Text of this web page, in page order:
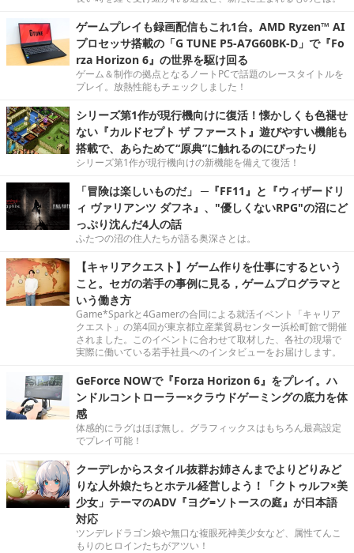
ゲームプレイも録画配信もこれ1台。AMD Ryzen™ AI
プロセッサ搭載の「G TUNE P5-A7G60BK-D」で『Fo
rza Horizon 6』の世界を駆け回る
ゲーム＆制作の拠点となるノートPCで話題のレースタイトルを
プレイ。放熱性能もチェックしました！
シリーズ第1作が現行機向けに復活！懐かしくも色褪せ
ない『カルドセプト ザ ファースト』遊びやすい機能も
搭載で、あらためて“原典”に触れるのにぴったり
シリーズ第1作が現行機向けの新機能を備えて復活！
「冒険は楽しいものだ」 ─『FF11』と『ウィザードリ
ィ ヴァリアンツ ダフネ』、"優しくないRPG"の沼にど
っぷり沈んだ4人の話
ふたつの沼の住人たちが語る奥深さとは。
【キャリアクエスト】ゲーム作りを仕事にするという
こと。セガの若手の事例に見る，ゲームプログラマと
いう働き方
Game*Sparkと4Gamerの合同による就活イベント「キャリア
クエスト」の第4回が東京都立産業貿易センター浜松町館で開催
されました。このイベントに合わせて取材した、各社の現場で
実際に働いている若手社員へのインタビューをお届けします。
GeForce NOWで『Forza Horizon 6』をプレイ。ハ
ンドルコントローラー×クラウドゲーミングの底力を体
感
体感的にラグはほぼ無し。グラフィックスはもちろん最高設定
でプレイ可能！
クーデレからスタイル抜群お姉さんまでよりどりみど
りな人外娘たちとホテル経営しよう！「クトゥルフ×美
少女」テーマのADV『ヨグ=ソトースの庭』が日本語
対応
ツンデレドラゴン娘や無口な複眼死神美少女など、属性てんこ
もりのヒロインたちがアツい！